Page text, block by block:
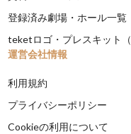
登録済み劇場・ホール一覧
teketロゴ・プレスキット（
運営会社情報
利用規約
プライバシーポリシー
Cookieの利用について